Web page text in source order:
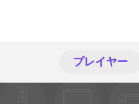
プレイヤー